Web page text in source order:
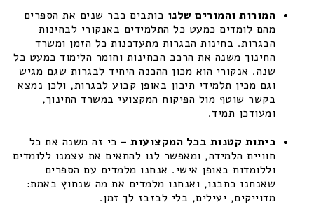
המורות והמורים שלנו כותבים כבר שנים את הספרים
מהם לומדים כמעט כל התלמידים באנקורי לבחינות
הבגרות. בחינות הבגרות מתעדכנות כל הזמן ומשרד
החינוך משנה את הרכב הבחינות וחומר הלימוד כמעט כל
שנה. אנקורי הוא מכון ההכנה היחיד לבגרות שגם מגיש
וגם מכין תלמידי תיכון באופן קבוע לבגרות, ולכן נמצא
בקשר שוטף מול הפיקוח המקצועי במשרד החינוך,
ומעודכן תמיד.
כיתות קטנות בכל המקצועות – כי זה משנה את כל
חוויית הלמידה, ומאפשר לנו להתאים את עצמנו ללומדים
וללומדות באופן אישי. אנחנו מלמדים עם הספרים
שאנחנו כתבנו, ואנחנו מלמדים את מה שנחוץ באמת:
מדוייקים, יעילים, בלי לבזבז לך זמן.